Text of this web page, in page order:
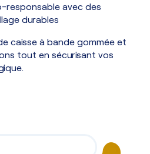
responsable avec des
durables
caisse à bande gommée et
tout en sécurisant vos